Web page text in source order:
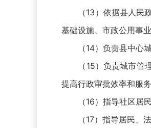
（13）依据县人民政
基础设施、市政公用事
（14）负责县中心城
（15）负责城市管理
提高行政审批效率和服务
（16）指导社区居民
（17）指导居民、法